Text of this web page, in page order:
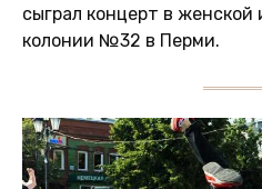
сыграл концерт в женской
колонии №32 в Перми.